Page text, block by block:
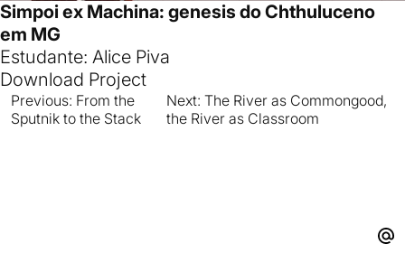
Simpoi ex Machina: genesis do Chthuluceno
em MG
Estudante: Alice Piva
Download Project
Navegación
Previous: From the
Sputnik to the Stack
Next: The River as Commongood,
the River as Classroom